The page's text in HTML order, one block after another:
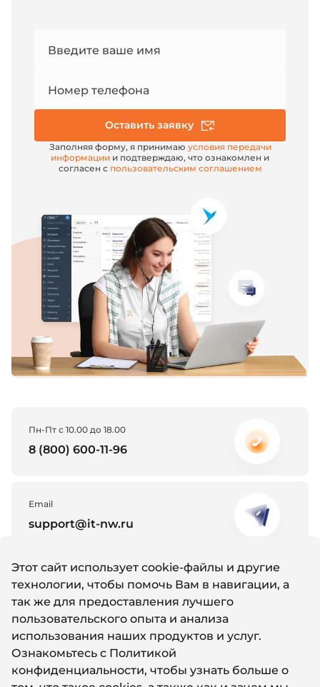
Введите ваше имя
Номер телефона
Номер
e-mail
Оставить заявку
Заполняя форму, я принимаю условия передачи
информации и подтверждаю, что ознакомлен и
согласен с пользовательским соглашением
Пн-Пт с 10.00 до 18.00
8 (800) 600-11-96
Email
support@it-nw.ru
Написать нам
© 2011-2024 Айти Северо-Запад
Политика конфиденциальности
Этот сайт использует cookie-файлы и другие
технологии, чтобы помочь Вам в навигации, а
так же для предоставления лучшего
пользовательского опыта и анализа
использования наших продуктов и услуг.
Ознакомьтесь с Политикой
конфиденциальности, чтобы узнать больше о